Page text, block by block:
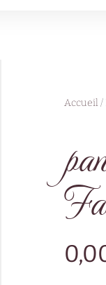
Accueil/